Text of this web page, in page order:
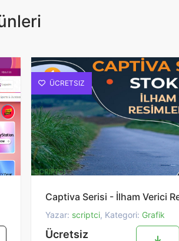
ÜCRETSIZ
Yazar: scriptci, Kategori: Grafik
Ücretsiz